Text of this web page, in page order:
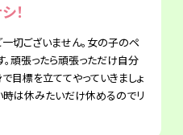
！
切ございません。女の子のペ
頑張ったら頑張っただけ自分
目標を立ててやっていきましょ
時は休みたいだけ休めるのでリ